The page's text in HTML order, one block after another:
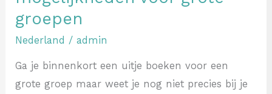
groepen
Nederland /admin
Ga je binnenkort een uitje boeken voor een
grote groep maar weet je nog niet precies bij je